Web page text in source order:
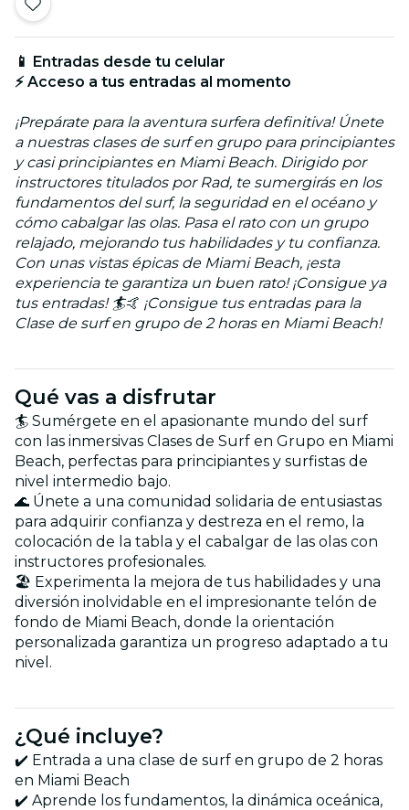
📱 Entradas desde tu celular
⚡ Acceso a tus entradas al momento
¡Prepárate para la aventura surfera definitiva! Únete
a nuestras clases de surf en grupo para principiantes
y casi principiantes en Miami Beach. Dirigido por
instructores titulados por Rad, te sumergirás en los
fundamentos del surf, la seguridad en el océano y
cómo cabalgar las olas. Pasa el rato con un grupo
relajado, mejorando tus habilidades y tu confianza.
Con unas vistas épicas de Miami Beach, ¡esta
experiencia te garantiza un buen rato! ¡Consigue ya
tus entradas! 🏄🤙 ¡Consigue tus entradas para la
Clase de surf en grupo de 2 horas en Miami Beach!
Qué vas a disfrutar
🏄 Sumérgete en el apasionante mundo del surf
con las inmersivas Clases de Surf en Grupo en Miami
Beach, perfectas para principiantes y surfistas de
nivel intermedio bajo.
🌊 Únete a una comunidad solidaria de entusiastas
para adquirir confianza y destreza en el remo, la
colocación de la tabla y el cabalgar de las olas con
instructores profesionales.
🏖️ Experimenta la mejora de tus habilidades y una
diversión inolvidable en el impresionante telón de
fondo de Miami Beach, donde la orientación
personalizada garantiza un progreso adaptado a tu
nivel.
¿Qué incluye?
✔️ Entrada a una clase de surf en grupo de 2 horas
en Miami Beach
✔️ Aprende los fundamentos, la dinámica oceánica,